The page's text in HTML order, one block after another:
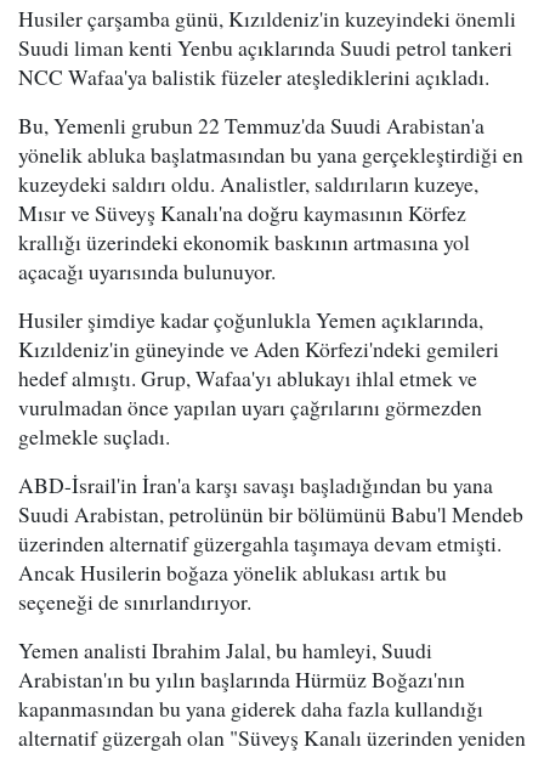
Husiler çarşamba günü, Kızıldeniz'in kuzeyindeki önemli
Suudi liman kenti Yenbu açıklarında Suudi petrol tankeri
NCC Wafaa'ya balistik füzeler ateşlediklerini açıkladı.
Bu, Yemenli grubun 22 Temmuz'da Suudi Arabistan'a
yönelik abluka başlatmasından bu yana gerçekleştirdiği en
kuzeydeki saldırı oldu. Analistler, saldırıların kuzeye,
Mısır ve Süveyş Kanalı'na doğru kaymasının Körfez
krallığı üzerindeki ekonomik baskının artmasına yol
açacağı uyarısında bulunuyor.
Husiler şimdiye kadar çoğunlukla Yemen açıklarında,
Kızıldeniz'in güneyinde ve Aden Körfezi'ndeki gemileri
hedef almıştı. Grup, Wafaa'yı ablukayı ihlal etmek ve
vurulmadan önce yapılan uyarı çağrılarını görmezden
gelmekle suçladı.
ABD-İsrail'in İran'a karşı savaşı başladığından bu yana
Suudi Arabistan, petrolünün bir bölümünü Babu'l Mendeb
üzerinden alternatif güzergahla taşımaya devam etmişti.
Ancak Husilerin boğaza yönelik ablukası artık bu
seçeneği de sınırlandırıyor.
Yemen analisti Ibrahim Jalal, bu hamleyi, Suudi
Arabistan'ın bu yılın başlarında Hürmüz Boğazı'nın
kapanmasından bu yana giderek daha fazla kullandığı
alternatif güzergah olan "Süveyş Kanalı üzerinden yeniden